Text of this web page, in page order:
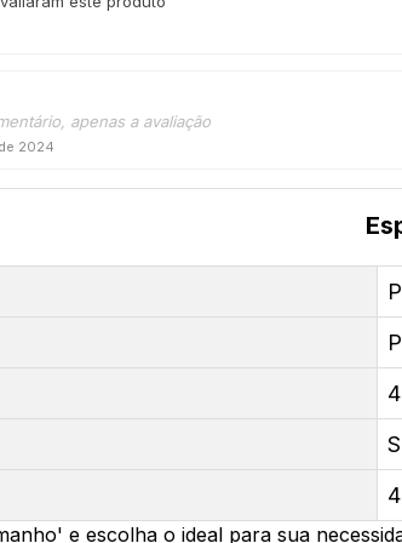
apenas a avaliação
2024
e escolha o ideal para sua